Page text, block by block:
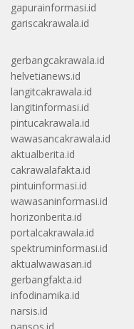
gapurainformasi.id
gariscakrawala.id
gerbangcakrawala.id
helvetianews.id
langitcakrawala.id
langitinformasi.id
pintucakrawala.id
wawasancakrawala.id
aktualberita.id
cakrawalafakta.id
pintuinformasi.id
wawasaninformasi.id
horizonberita.id
portalcakrawala.id
spektruminformasi.id
aktualwawasan.id
gerbangfakta.id
infodinamika.id
narsis.id